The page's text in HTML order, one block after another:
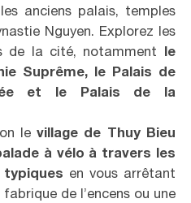
anciens palais, temples
Nguyen. Explorez les
de la cité, notamment le
Suprême, le Palais de
et le Palais de la
levillage de Thuy Bieu
à vélo à travers les
en vous arrêtant
de l’encens ou une